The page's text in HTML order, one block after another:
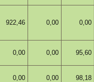
922,46 0,00 0,00
0,00 0,00 95,60
0,00 0,00 98,18